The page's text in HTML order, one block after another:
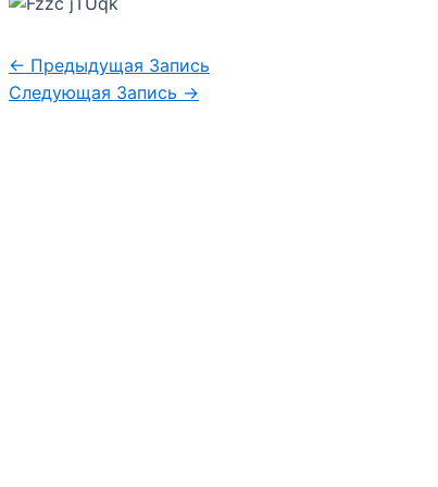
← Предыдущая Запись
Следующая Запись →